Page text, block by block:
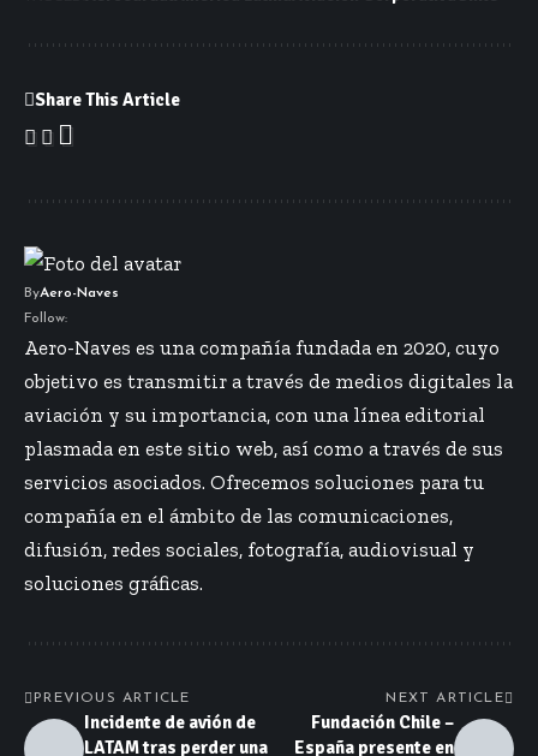
Share This Article
ByAero-Naves
Follow:
Aero-Naves es una compañía fundada en 2020, cuyo
objetivo es transmitir a través de medios digitales la
aviación y su importancia, con una línea editorial
plasmada en este sitio web, así como a través de sus
servicios asociados. Ofrecemos soluciones para tu
compañía en el ámbito de las comunicaciones,
difusión, redes sociales, fotografía, audiovisual y
soluciones gráficas.
PREVIOUS ARTICLE
Incidente de avión de
LATAM tras perder una
NEXT ARTICLE
Fundación Chile –
España presente en